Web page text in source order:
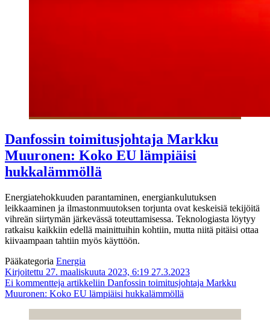
Danfossin toimitusjohtaja Markku
Muuronen: Koko EU lämpiäisi
hukkalämmöllä
Energiatehokkuuden parantaminen, energiankulutuksen
leikkaaminen ja ilmastonmuutoksen torjunta ovat keskeisiä tekijöitä
vihreän siirtymän järkevässä toteuttamisessa. Teknologiasta löytyy
ratkaisu kaikkiin edellä mainittuihin kohtiin, mutta niitä pitäisi ottaa
kiivaampaan tahtiin myös käyttöön.
Pääkategoria Energia
Kirjoitettu 27. maaliskuuta 2023, 6:19 27.3.2023
Ei kommentteja artikkeliin Danfossin toimitusjohtaja Markku
Muuronen: Koko EU lämpiäisi hukkalämmöllä